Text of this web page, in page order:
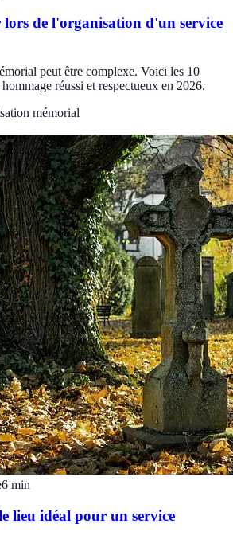
lors de l'organisation d'un service
peut être complexe. Voici les 10
réussi et respectueux en 2026.
mémorial
6 min
lieu idéal pour un service